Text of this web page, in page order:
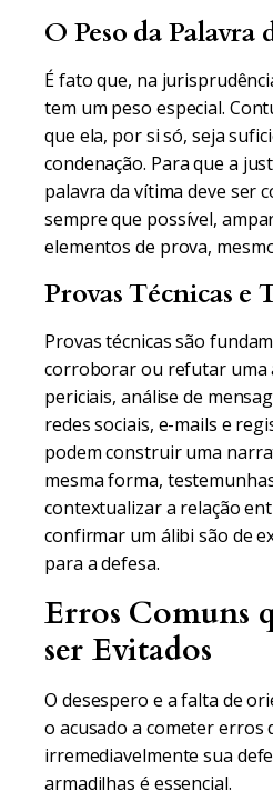
O Peso da
É fato que, na
tem um peso especial.
que ela, por si só, seja
condenação. Para que a
palavra da vítima deve ser
sempre que possível,
elementos de prova,
Provas Técnicas e
Provas técnicas são
corroborar ou refutar uma
periciais, análise de
redes sociais, e-mails e
podem construir uma
mesma forma,
contextualizar a relação
confirmar um álibi são de
para a defesa.
Erros Comuns
ser Evitados
O desespero e a falta de
o acusado a cometer erros
irremediavelmente sua
armadilhas é essencial.